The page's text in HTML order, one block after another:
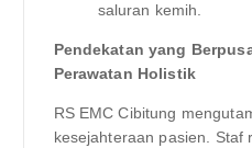
saluran kemih.
Pendekatan yang
Perawatan Holistik
RS EMC Cibitung
kesejahteraan pasien. Staf